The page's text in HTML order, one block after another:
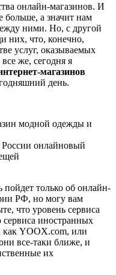
онлайн-магазинов. И
больше, а значит нам
ними. Но, с другой
них, что, конечно,
услуг, оказываемых
же, сегодня я
магазинов
день.
модной одежды и
онлайновый
только об онлайн-
РФ, но могу вам
что уровень сервиса
сервиса иностранных
как YOOX.com, или
все-таки ближе, и
их